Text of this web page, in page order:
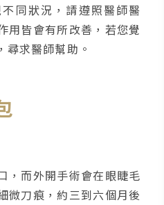
同狀況，請遵照醫師醫
用皆會有所改善，若您覺
尋求醫師幫助。
，而外開手術會在眼睫毛
微刀痕，約三到六個月後